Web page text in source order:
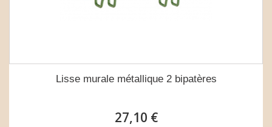
Lisse murale métallique 2 bipatères
27,10 €